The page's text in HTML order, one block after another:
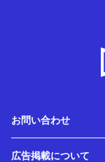
お問い合わせ
広告掲載について